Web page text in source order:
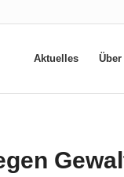
Aktuelles